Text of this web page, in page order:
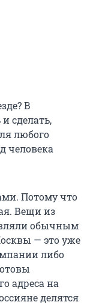
В
сделать,
любого
человека
Потому что
Вещи из
обычным
— это уже
либо
адреса на
делятся